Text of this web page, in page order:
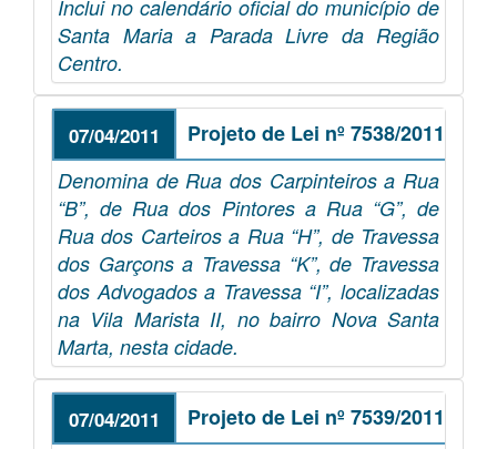
Inclui no calendário oficial do município de
Santa Maria a Parada Livre da Região
Centro.
07/04/2011 Projeto de Lei nº 7538/2011
Denomina de Rua dos Carpinteiros a Rua
“B”, de Rua dos Pintores a Rua “G”, de
Rua dos Carteiros a Rua “H”, de Travessa
dos Garçons a Travessa “K”, de Travessa
dos Advogados a Travessa “I”, localizadas
na Vila Marista II, no bairro Nova Santa
Marta, nesta cidade.
07/04/2011 Projeto de Lei nº 7539/2011